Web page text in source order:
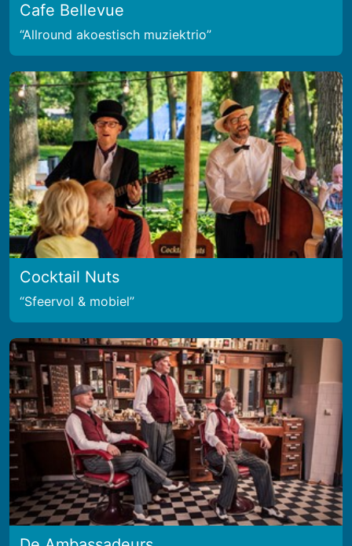
Cafe Bellevue
Allround akoestisch muziektrio
Cocktail Nuts
Sfeervol & mobiel